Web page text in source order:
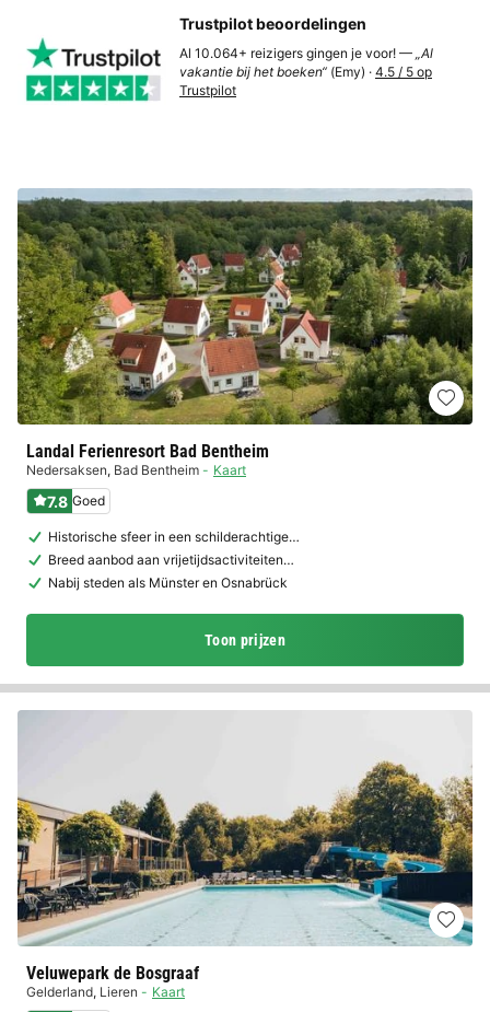
Landal Ferienresort Bad Bentheim
Nedersaksen, Bad Bentheim Kaart
7.8 Goed
Historische sfeer in een schilderachtige…
Breed aanbod aan vrijetijdsactiviteiten…
Nabij steden als Münster en Osnabrück
Toon prijzen
Veluwepark de Bosgraaf
Gelderland, Lieren Kaart
Trustpilot beoordelingen
Al 10.064+ reizigers gingen je voor! — „Al
vakantie bij het boeken“ (Emy) · 4.5 / 5 op
Trustpilot